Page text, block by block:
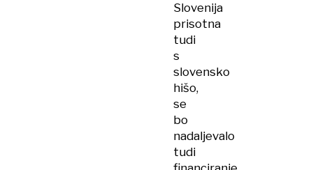
Slovenija
prisotna
tudi
s
slovensko
hišo,
se
bo
nadaljevalo
tudi